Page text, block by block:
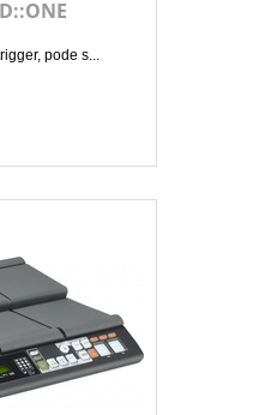
pode s...